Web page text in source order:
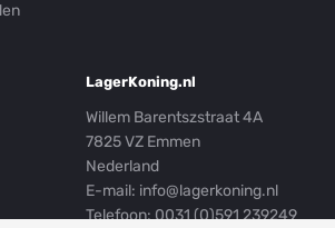
LagerKoning.nl
Willem Barentszstraat 4A
7825 VZ Emmen
Nederland
E-mail: info@lagerkoning.nl
Telefoon: 0031 (0)591 239249